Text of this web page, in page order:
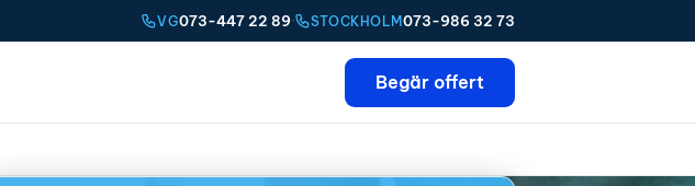
VG073-447 22 89· STOCKHOLM073-986 32 73
Begär offert